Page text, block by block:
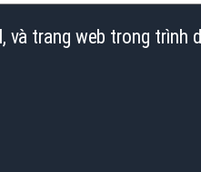
và trang web trong trình